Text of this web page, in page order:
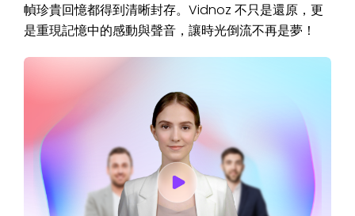
幀珍貴回憶都得到清晰封存。Vidnoz 不只是還原，更
是重現記憶中的感動與聲音，讓時光倒流不再是夢！